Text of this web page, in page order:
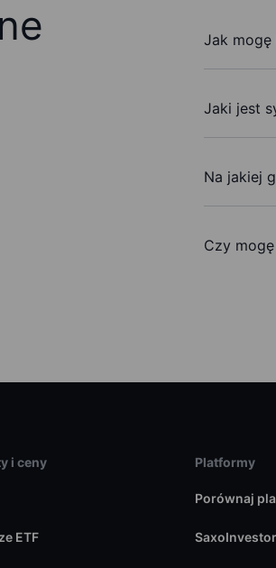
Jak mogę
Jaki jest
Na jakiej
Czy
i ceny
ETF
Platformy
Porównaj
SaxoInvestor